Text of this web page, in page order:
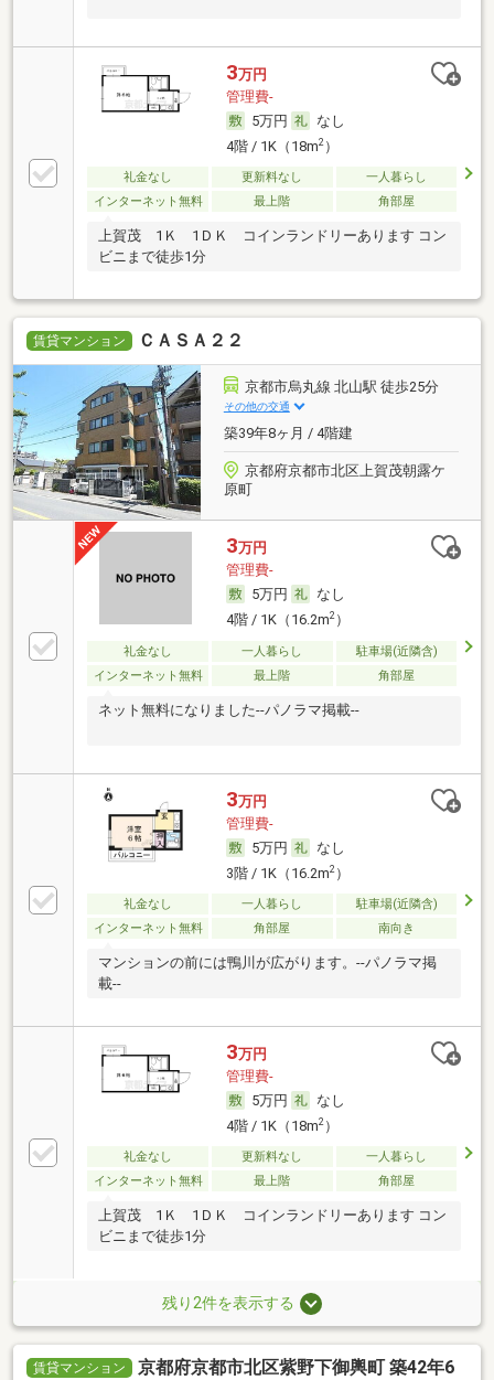
3万円
管理費-
5万円
なし
4階 / 1K（18m2）
礼金なし 更新料なし
一人暮らし
インターネット無料
最上階 角部屋
上賀茂 1Ｋ 1ＤＫ コインランドリーあります コン
ビニまで徒歩1分
賃貸マンション ＣＡＳＡ２２
京都市烏丸線 北山駅 徒歩25分
その他の交通
築39年8ヶ月 / 4階建
京都府京都市北区上賀茂朝露ケ
原町
3万円
管理費-
5万円
なし
4階 / 1K（16.2m2）
礼金なし 一人暮らし
駐車場(近隣含)
インターネット無料
最上階 角部屋
ネット無料になりました--パノラマ掲載--
3万円
管理費-
5万円
なし
3階 / 1K（16.2m2）
礼金なし 一人暮らし
駐車場(近隣含)
インターネット無料
角部屋 南向き
マンションの前には鴨川が広がります。--パノラマ掲
載--
3万円
管理費-
5万円
なし
4階 / 1K（18m2）
礼金なし 更新料なし
一人暮らし
インターネット無料
最上階 角部屋
上賀茂 1Ｋ 1ＤＫ コインランドリーあります コン
ビニまで徒歩1分
残り2件を表示する
賃貸マンション
京都府京都市北区紫野下御輿町 築42年6